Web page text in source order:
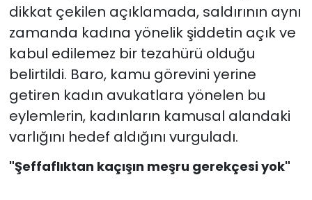
dikkat çekilen açıklamada, saldırının aynı
zamanda kadına yönelik şiddetin açık ve
kabul edilemez bir tezahürü olduğu
belirtildi. Baro, kamu görevini yerine
getiren kadın avukatlara yönelen bu
eylemlerin, kadınların kamusal alandaki
varlığını hedef aldığını vurguladı.
"Şeffaflıktan kaçışın meşru gerekçesi yok"